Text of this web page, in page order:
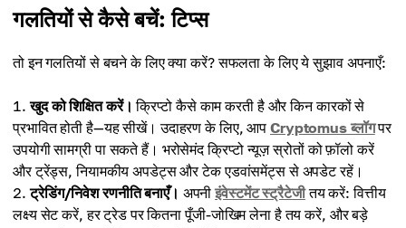
गलतियों से कैसे बचें: टिप्स
तो इन गलतियों से बचने के लिए क्या करें? सफलता के लिए ये सुझाव अपनाएँ:
खुद को शिक्षित करें। क्रिप्टो कैसे काम करती है और किन कारकों से
प्रभावित होती है—यह सीखें। उदाहरण के लिए, आपCryptomus ब्लॉगपर
उपयोगी सामग्री पा सकते हैं। भरोसेमंद क्रिप्टो न्यूज़ स्रोतों को फ़ॉलो करें
और ट्रेंड्स, नियामकीय अपडेट्स और टेक एडवांसमेंट्स से अपडेट रहें।
ट्रेडिंग/निवेश रणनीति बनाएँ। अपनीइंवेस्टमेंट स्ट्रैटेजीतय करें: वित्तीय
लक्ष्य सेट करें, हर ट्रेड पर कितना पूँजी-जोखिम लेना है तय करें, और बड़े